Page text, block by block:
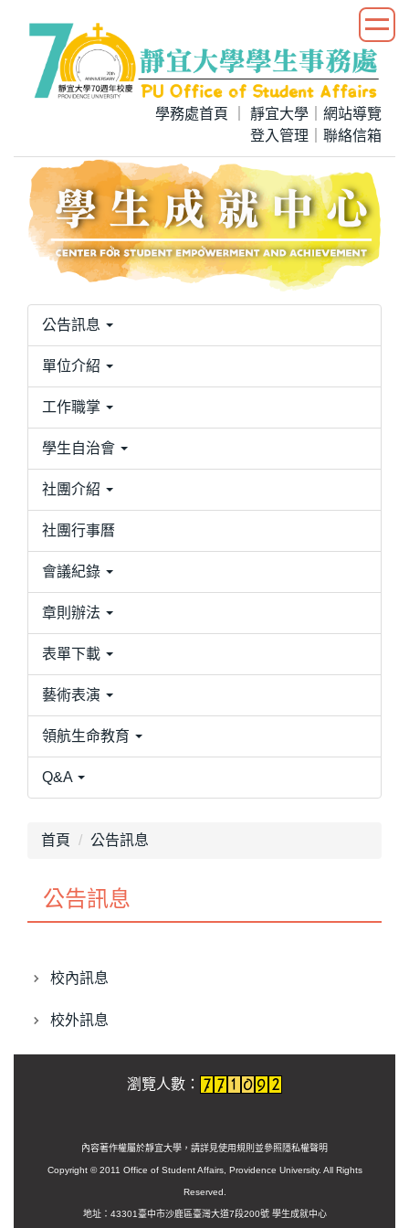
學務處首頁 靜宜大學
網站導覽
登入管理
聯絡信箱
公告訊息
單位介紹
工作職掌
學生自治會
社團介紹
社團行事曆
會議紀錄
章則辦法
表單下載
藝術表演
領航生命教育
Q&A
首頁 公告訊息
公告訊息
校內訊息
校外訊息
瀏覽人數：
內容著作權屬於靜宜大學，請詳見使用規則並參照隱私權聲明
Copyright © 2011 Office of Student Affairs, Providence University. All Rights
Reserved.
地址：43301臺中市沙鹿區臺灣大道7段200號 學生成就中心